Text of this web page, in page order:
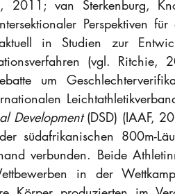
2011; van Sterkenburg,
Perspektiven
in Studien zur
(vgl.
um
Development (DSD) (IAAF,
südafrikanischen 800m-
verbunden. Beide
in der